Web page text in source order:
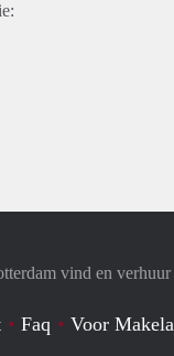
vind en
Faq
Voor